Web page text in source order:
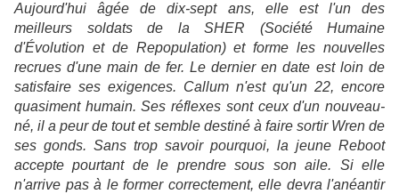
Aujourd'hui âgée de dix-sept ans, elle est l'un des
meilleurs soldats de la SHER (Société Humaine
d'Évolution et de Repopulation) et forme les nouvelles
recrues d'une main de fer. Le dernier en date est loin de
satisfaire ses exigences. Callum n'est qu'un 22, encore
quasiment humain. Ses réflexes sont ceux d'un nouveau-
né, il a peur de tout et semble destiné à faire sortir Wren de
ses gonds. Sans trop savoir pourquoi, la jeune Reboot
accepte pourtant de le prendre sous son aile. Si elle
n'arrive pas à le former correctement, elle devra l'anéantir